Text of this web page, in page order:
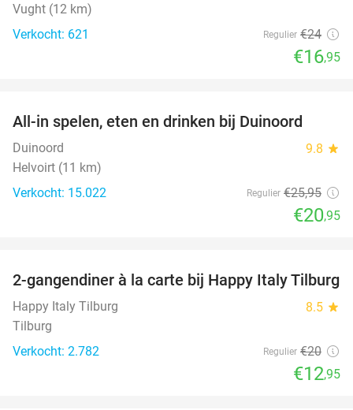
Vught (12 km)
Verkocht: 621
Regulier €24
€16,95
All-in spelen, eten en drinken bij Duinoord
Duinoord 9.8 star
Helvoirt (11 km)
Verkocht: 15.022
Regulier €25,95
€20,95
35%
2-gangendiner à la carte bij Happy Italy Tilburg
Happy Italy Tilburg 8.5 star
Tilburg
Verkocht: 2.782
Regulier €20
€12,95